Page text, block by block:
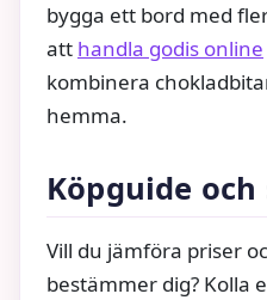
bygga ett bord med
att handla godis online
kombinera
hemma.
Köpguide
Vill du jämföra priser
bestämmer dig? Kolla